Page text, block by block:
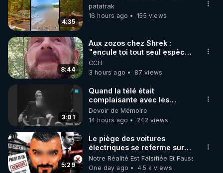
4:35
patatrak
16 hours ago
155 views
8:44
Aux zozos chez Shrek :
"encule toi tout seul espèce
de mal polish"
CCH
3 hours ago
87 views
3:01
Quand la télé était
complaisante avec les
pédophiles
Devoir de Mémoire
14 hours ago
242 views
5:29
Le piège des voitures
électriques se referme sur
les usagers !
Notre Réalité Est Falsifiée Et Fausse
One day ago
4.5 k views